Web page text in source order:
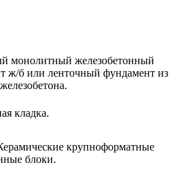
монолитный железобетонный
ж/б или ленточный фундамент из
кладка.
крупноформатные
блоки.